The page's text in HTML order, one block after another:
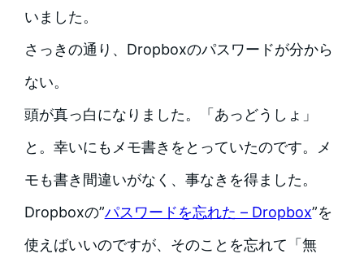
いました。
さっきの通り、Dropboxのパスワードが分から
ない。
頭が真っ白になりました。「あっどうしょ」
と。幸いにもメモ書きをとっていたのです。メ
モも書き間違いがなく、事なきを得ました。
Dropboxの”パスワードを忘れた – Dropbox”を
使えばいいのですが、そのことを忘れて「無